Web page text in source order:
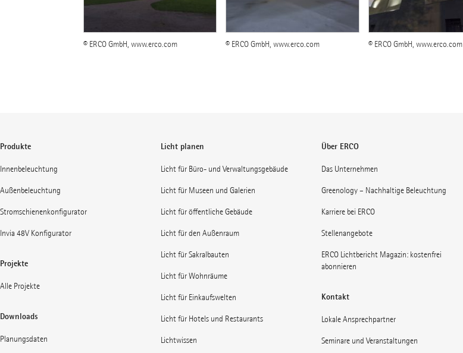
© ERCO GmbH, www.erco.com © ERCO GmbH, www.erco.com © ERCO GmbH, www.erco.com
Produkte
Innenbeleuchtung
Außenbeleuchtung
Stromschienenkonfigurator
Invia 48V Konfigurator
Projekte
Alle Projekte
Downloads
Planungsdaten
Licht planen
Licht für Büro- und Verwaltungsgebäude
Licht für Museen und Galerien
Licht für öffentliche Gebäude
Licht für den Außenraum
Licht für Sakralbauten
Licht für Wohnräume
Licht für Einkaufswelten
Licht für Hotels und Restaurants
Lichtwissen
Über ERCO
Das Unternehmen
Greenology – Nachhaltige Beleuchtung
Karriere bei ERCO
Stellenangebote
ERCO Lichtbericht Magazin: kostenfrei
abonnieren
Kontakt
Lokale Ansprechpartner
Seminare und Veranstaltungen